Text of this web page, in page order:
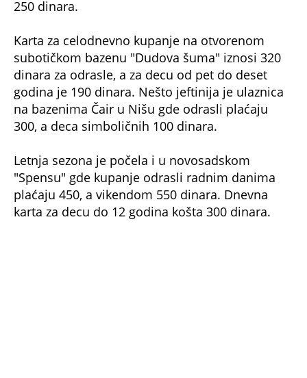
subotičkom bazenu "Dudova šuma" iznosi 320
dinara za odrasle, a za decu od pet do deset
godina je 190 dinara. Nešto jeftinija je ulaznica
na bazenima Čair u Nišu gde odrasli plaćaju
300, a deca simboličnih 100 dinara.
"Spensu" gde kupanje odrasli radnim danima
plaćaju 450, a vikendom 550 dinara. Dnevna
karta za decu do 12 godina košta 300 dinara.